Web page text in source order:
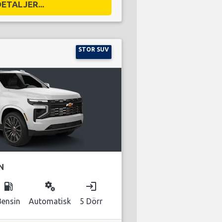
STOR SUV
local_gas_station miscellaneous_services
Automatisk
login
5 Dörr